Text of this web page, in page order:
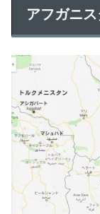
アフガニ